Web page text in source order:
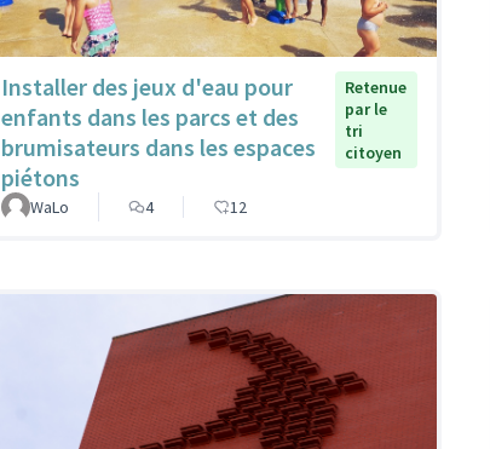
Installer des jeux d'eau pour
enfants dans les parcs et des
brumisateurs dans les espaces
piétons
Retenue
par le
tri
citoyen
WaLo 4 12